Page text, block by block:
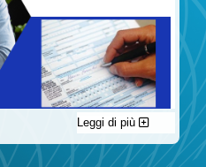
dell’A.I.F.V.S. a favore
giustizia ai superstiti ed ai
Leggi di più